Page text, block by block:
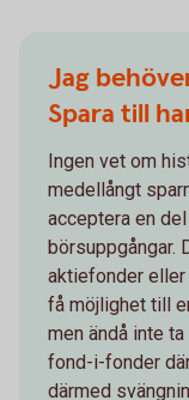
Jag
Spara till
Ingen vet om
medellångt
acceptera en
börsuppgångar.
aktiefonder
få möjlighet till
men ändå inte
fond-i-fonder
därmed